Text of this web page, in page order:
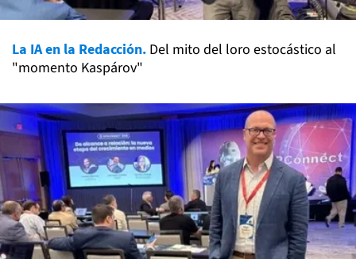
La IA en la Redacción. Del mito del loro estocástico al
"momento Kaspárov"